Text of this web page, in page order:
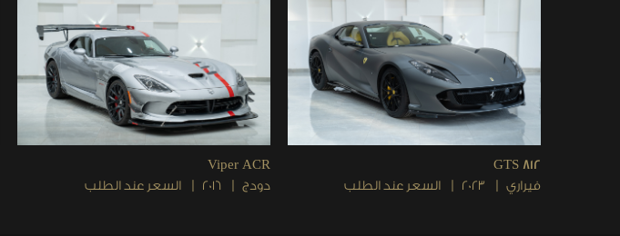
812 GTS
فيراري
2023 السعر عند الطلب
Viper ACR
دودج
2016 السعر عند الطلب